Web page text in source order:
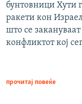
бунтовници Хути
ракети кон
што се
конфликтот кој
прочитај повеќе